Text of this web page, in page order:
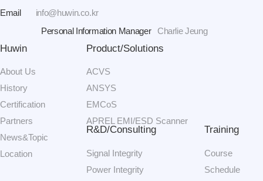
Email
info@huwin.co.kr
Personal Information Manager
Charlie Jeung
Huwin
About Us
History
Certification
Partners
News&Topic
Location
Product/Solutions
ACVS
ANSYS
EMCoS
APREL EMI/ESD Scanner
R&D/Consulting
Signal Integrity
Power Integrity
Training
Course
Schedule